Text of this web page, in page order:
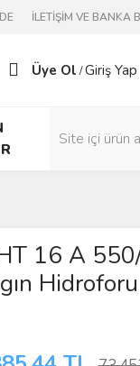
İLETİŞİM VE BANKA
Üye Ol /Giriş Yap
16 A